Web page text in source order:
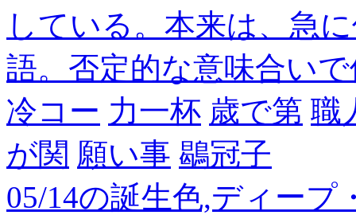
している。本来は、急
語。否定的な意味合い
冷コー 力一杯 歳で第 職
が関 願い事 鶡冠子
05/14の誕生色,ディー